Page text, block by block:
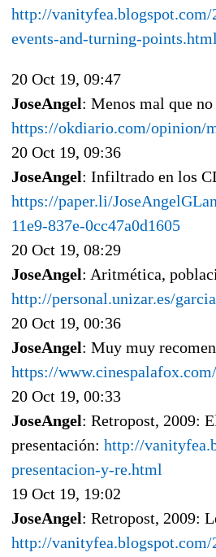
http://vanityfea.blogspot.com/
events-and-turning-points.html
20 Oct 19, 09:47
JoseAngel: Menos mal que
https://okdiario.com/opinion/
20 Oct 19, 09:36
JoseAngel: Infiltrado en los
https://paper.li/
11e9-837e-0cc47a0d1605
20 Oct 19, 08:29
JoseAngel: Aritmética,
http://personal.unizar.es/
20 Oct 19, 00:36
JoseAngel: Muy muy
https://
20 Oct 19, 00:33
JoseAngel: Retropost, 2009:
presentación: http://
presentacion-y-re.html
19 Oct 19, 19:02
JoseAngel: Retropost, 2009:
http://